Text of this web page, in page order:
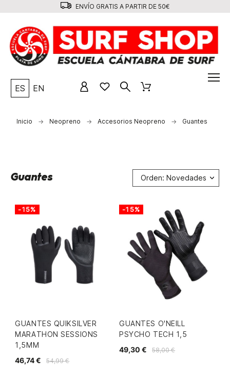
ENVÍO GRATIS A PARTIR DE 50€
ES EN
Inicio Neopreno Accesorios Neopreno Guantes
Guantes Orden: Novedades
GUANTES QUIKSILVER
MARATHON SESSIONS
1,5MM
54,99 €
46,74 €
-15%
GUANTES O'NEILL
PSYCHO TECH 1,5
58,00 €
49,30 €
-15%